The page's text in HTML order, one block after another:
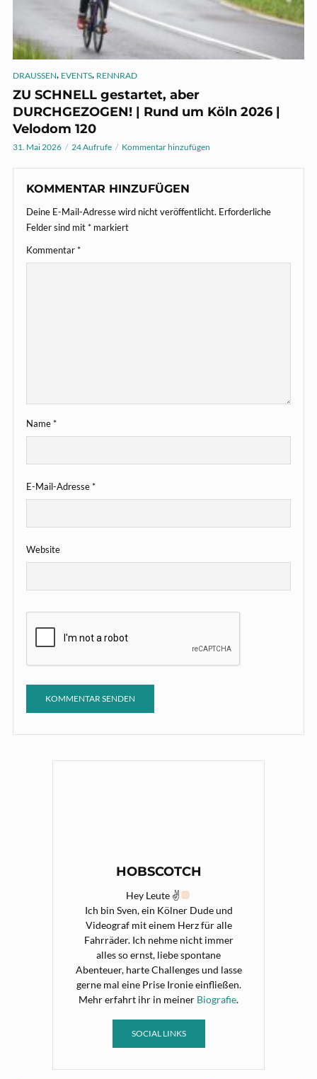
DRAUSSEN, EVENTS, RENNRAD
ZU SCHNELL gestartet, aber
DURCHGEZOGEN! | Rund um Köln 2026 |
Velodom 120
31. Mai 2026 24 Aufrufe Kommentar hinzufügen
KOMMENTAR HINZUFÜGEN
Deine E-Mail-Adresse wird nicht veröffentlicht. Erforderliche
Felder sind mit* markiert
Kommentar*
Name*
E-Mail-Adresse*
Website
HOBSCOTCH
Hey Leute ✌
Ich bin Sven, ein Kölner Dude und
Videograf mit einem Herz für alle
Fahrräder. Ich nehme nicht immer
alles so ernst, liebe spontane
Abenteuer, harte Challenges und lasse
gerne mal eine Prise Ironie einfließen.
Mehr erfahrt ihr in meiner Biografie.
SOCIAL LINKS